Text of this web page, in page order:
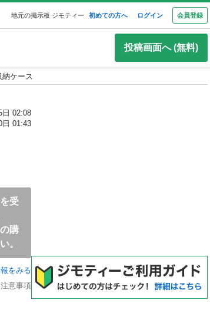
地元の掲示板 ジモティー 初めての方へ ログイン 会員登録
投稿画面へ (無料)
納ケース
日 02:08
日 01:43
受
購
。
をみる
注意事項